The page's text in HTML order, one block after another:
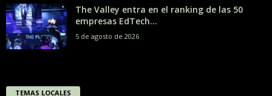
The Valley entra en el ranking de las 50
empresas EdTech...
5 de agosto de 2026
TEMAS LOCALES